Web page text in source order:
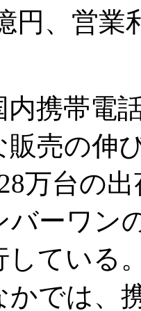
円、営業
携帯電
販売の伸
万台の
バーワン
している
かでは、